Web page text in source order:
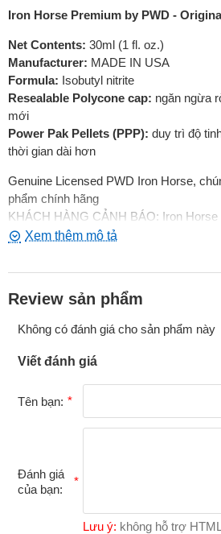
Iron Horse Premium by PWD -
Net Contents: 30ml (1 fl. oz.)
Manufacturer: MADE IN USA
Formula: Isobutyl nitrite
Resealable Polycone cap: ngăn ngừa
mới
Power Pak Pellets (PPP): duy trì độ
thời gian dài hơn
Genuine Licensed PWD Iron Horse,
phẩm chính hãng
KHÁCH HÀNG CẢNH BÁO: Iron
trên nắp là giả PWD Iron Horse
Sản phẩm PWD 30ML chính hãng có
"SPLASH CAP" và LOGO PWD
Review sản phẩm
Không có đánh giá cho sản phẩm này
Viết đánh giá
Tên bạn:
Đánh giá
của bạn:
Lưu ý: không hỗ trợ